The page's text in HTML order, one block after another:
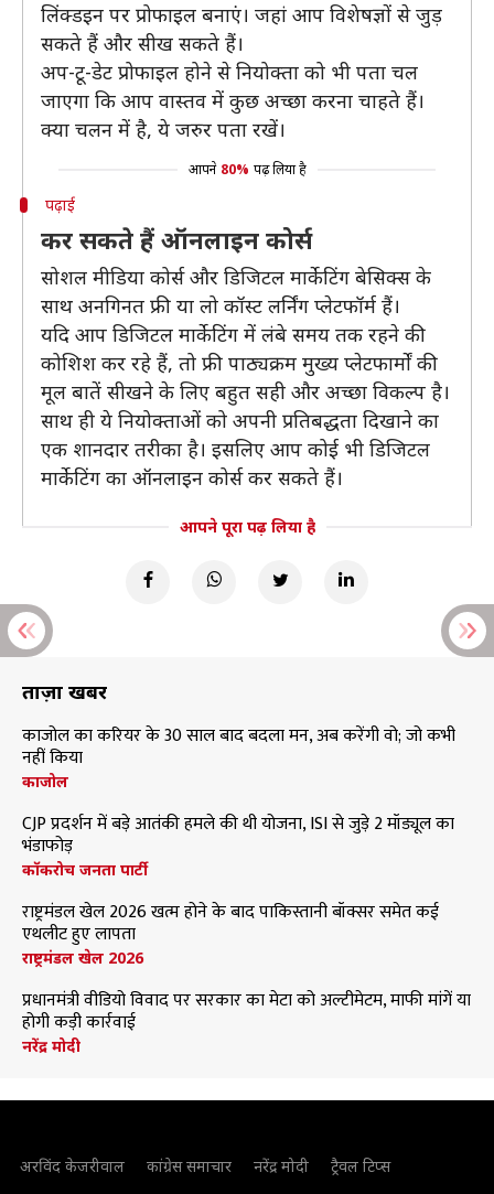
लिंक्डइन पर प्रोफाइल बनाएं। जहां आप विशेषज्ञों से जुड़
सकते हैं और सीख सकते हैं।
अप-टू-डेट प्रोफाइल होने से नियोक्ता को भी पता चल
जाएगा कि आप वास्तव में कुछ अच्छा करना चाहते हैं।
क्या चलन में है, ये जरुर पता रखें।
आपने 80% पढ़ लिया है
पढ़ाई
कर सकते हैं ऑनलाइन कोर्स
सोशल मीडिया कोर्स और डिजिटल मार्केटिंग बेसिक्स के
साथ अनगिनत फ्री या लो कॉस्ट लर्निंग प्लेटफॉर्म हैं।
यदि आप डिजिटल मार्केटिंग में लंबे समय तक रहने की
कोशिश कर रहे हैं, तो फ्री पाठ्यक्रम मुख्य प्लेटफार्मों की
मूल बातें सीखने के लिए बहुत सही और अच्छा विकल्प है।
साथ ही ये नियोक्ताओं को अपनी प्रतिबद्धता दिखाने का
एक शानदार तरीका है। इसलिए आप कोई भी डिजिटल
मार्केटिंग का ऑनलाइन कोर्स कर सकते हैं।
आपने पूरा पढ़ लिया है
ताज़ा खबरें
काजोल का करियर के 30 साल बाद बदला मन, अब करेंगी वो; जो कभी
नहीं किया
काजोल
CJP प्रदर्शन में बड़े आतंकी हमले की थी योजना, ISI से जुड़े 2 मॉड्यूल का
भंडाफोड़
कॉकरोच जनता पार्टी
राष्ट्रमंडल खेल 2026 खत्म होने के बाद पाकिस्तानी बॉक्सर समेत कई
एथलीट हुए लापता
राष्ट्रमंडल खेल 2026
प्रधानमंत्री वीडियो विवाद पर सरकार का मेटा को अल्टीमेटम, माफी मांगें या
होगी कड़ी कार्रवाई
नरेंद्र मोदी
अरविंद केजरीवाल कांग्रेस समाचार नरेंद्र मोदी ट्रैवल टिप्स